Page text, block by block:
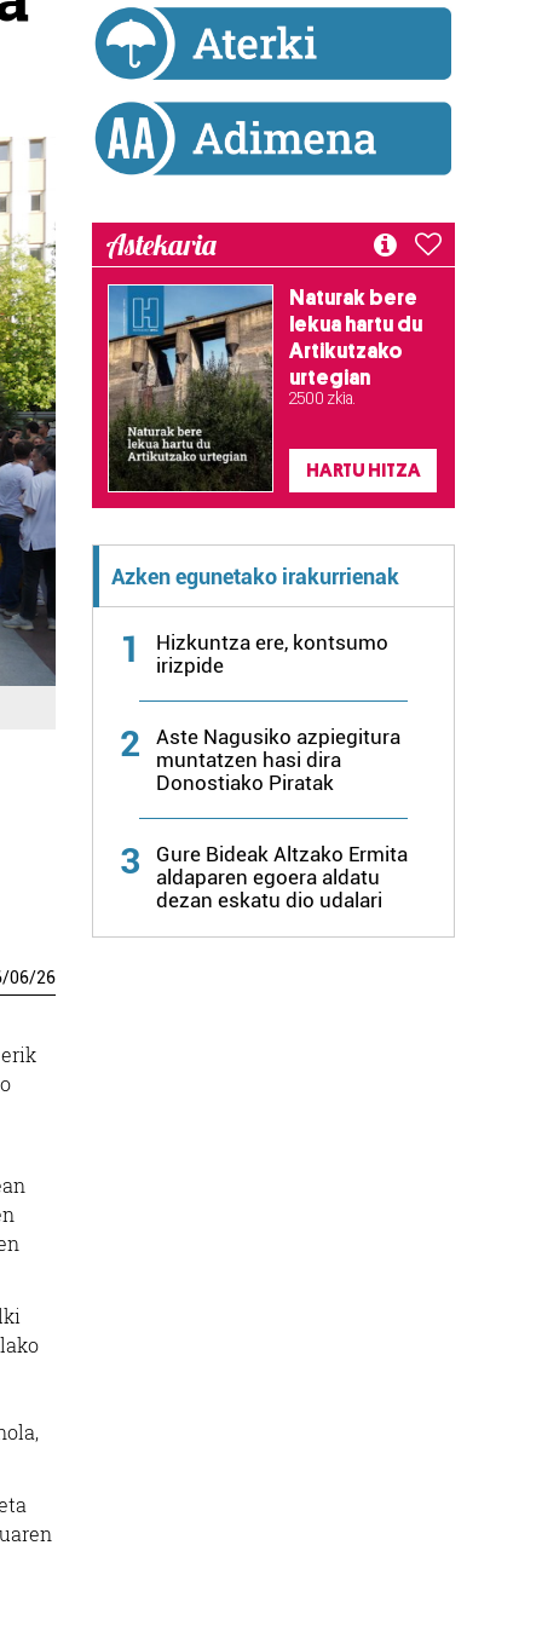
/06/26
Astekaria
Naturak bere
lekua hartu du
Artikutzako
urtegian
2.500 zkia.
HARTU HITZA
Azken egunetako irakurrienak
1
Hizkuntza ere, kontsumo
irizpide
2
Aste Nagusiko azpiegitura
muntatzen hasi dira
Donostiako Piratak
3
Gure Bideak Altzako Ermita
aldaparen egoera aldatu
dezan eskatu dio udalari